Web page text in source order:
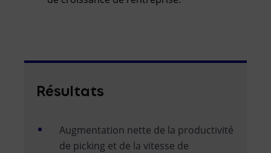
Résultats
Augmentation nette de la productivité
de picking et de la vitesse de